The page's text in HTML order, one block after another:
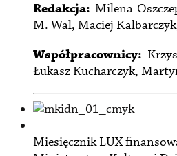
Redakcja: Milena
M. Wal, Maciej
Współpracownicy:
Łukasz Kucharczyk,
Miesięcznik LUX